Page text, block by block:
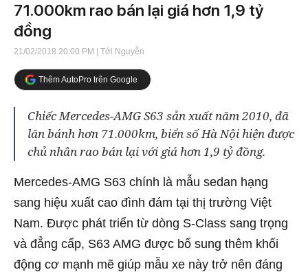
71.000km rao bán lại giá hơn 1,9 tỷ
đồng
21/02/2018 20:00 PM | Tới Nguyễn
Thêm AutoPro trên Google
Chiếc Mercedes-AMG S63 sản xuất năm 2010, đã
lăn bánh hơn 71.000km, biển số Hà Nội hiện được
chủ nhân rao bán lại với giá hơn 1,9 tỷ đồng.
Mercedes-AMG S63 chính là mẫu sedan hạng
sang hiệu xuất cao đình đám tại thị trường Việt
Nam. Được phát triển từ dòng S-Class sang trọng
và đẳng cấp, S63 AMG được bổ sung thêm khối
động cơ mạnh mẽ giúp mẫu xe này trở nên đáng